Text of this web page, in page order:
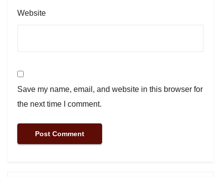
Website
Save my name, email, and website in this browser for
the next time I comment.